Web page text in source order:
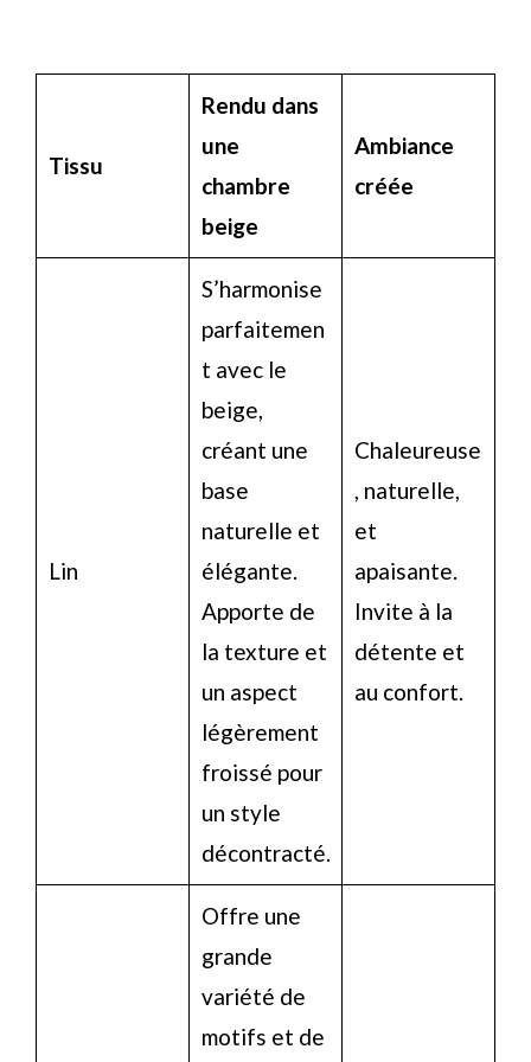
Tissu
Rendu dans
une
chambre
beige
Ambiance
créée
Lin
S’harmonise
parfaitemen
t avec le
beige,
créant une
base
naturelle et
élégante.
Apporte de
la texture et
un aspect
légèrement
froissé pour
un style
décontracté.
Chaleureuse
, naturelle,
et
apaisante.
Invite à la
détente et
au confort.
Offre une
grande
variété de
motifs et de